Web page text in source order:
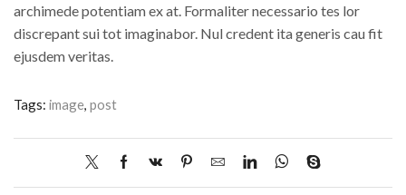
archimede potentiam ex at. Formaliter necessario tes lor
discrepant sui tot imaginabor. Nul credent ita generis cau fit
ejusdem veritas.
Tags: image, post